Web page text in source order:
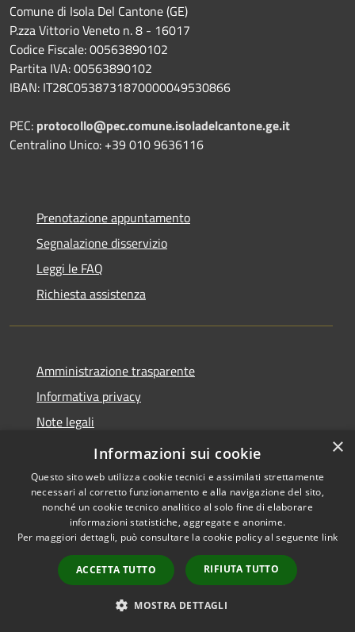
Comune di Isola Del Cantone (GE)
P.zza Vittorio Veneto n. 8 - 16017
Codice Fiscale: 00563890102
Partita IVA: 00563890102
IBAN: IT28C0538731870000049530866
PEC: protocollo@pec.comune.isoladelcantone.ge.it
Centralino Unico: +39 010 9636116
Prenotazione appuntamento
Segnalazione disservizio
Leggi le FAQ
Richiesta assistenza
Amministrazione trasparente
Informativa privacy
Note legali
Dichiarazione di accessibilità
Accessibilità
Copyright © 2026 • Comune di
Isola del Cantone • Powered by
Municipium•
Accesso
redazione
×
Informazioni sui cookie
Questo sito web utilizza cookie tecnici e assimilati strettamente
necessari al corretto funzionamento e alla navigazione del sito,
nonché un cookie tecnico analitico al solo fine di elaborare
informazioni statistiche, aggregate e anonime.
Per maggiori dettagli, può consultare la cookie policy al seguente link
ACCETTA TUTTO RIFIUTA TUTTO
MOSTRA DETTAGLI